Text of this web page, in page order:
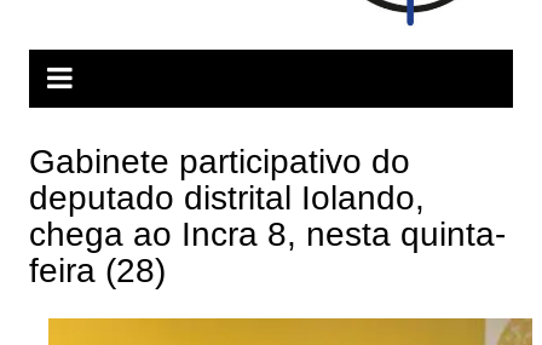
Gabinete participativo do
deputado distrital Iolando,
chega ao Incra 8, nesta quinta-
feira (28)